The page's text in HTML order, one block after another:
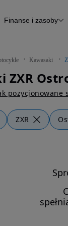
Finanse i zasoby
Kawasaki
ZXR
pozycjonowane
ZXR